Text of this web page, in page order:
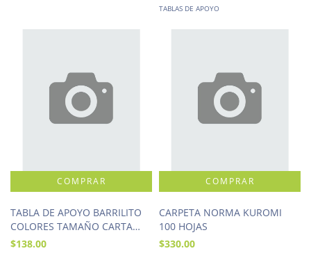
TABLAS DE APOYO
TABLA DE APOYO BARRILITO
COLORES TAMAÑO CARTA
8192TCS
$138.00
CARPETA NORMA KUROMI
100 HOJAS
$330.00